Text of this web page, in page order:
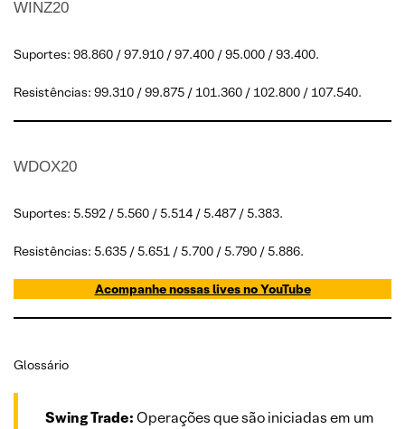
WINZ20
Suportes: 98.860 / 97.910 / 97.400 / 95.000 / 93.400.
Resistências: 99.310 / 99.875 / 101.360 / 102.800 / 107.540.
WDOX20
Suportes: 5.592 / 5.560 / 5.514 / 5.487 / 5.383.
Resistências: 5.635 / 5.651 / 5.700 / 5.790 / 5.886.
Acompanhe nossas lives no YouTube
Glossário
Swing Trade:Operações que são iniciadas em um